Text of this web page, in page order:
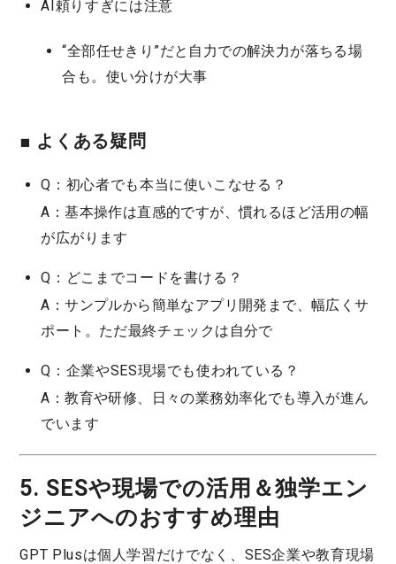
AI頼りすぎには注意
“全部任せきり”だと自力での解決力が落ちる場
合も。使い分けが大事
■ よくある疑問
Q：初心者でも本当に使いこなせる？
A：基本操作は直感的ですが、慣れるほど活用の幅
が広がります
Q：どこまでコードを書ける？
A：サンプルから簡単なアプリ開発まで、幅広くサ
ポート。ただ最終チェックは自分で
Q：企業やSES現場でも使われている？
A：教育や研修、日々の業務効率化でも導入が進ん
でいます
5. SESや現場での活用＆独学エン
ジニアへのおすすめ理由
GPT Plusは個人学習だけでなく、 SES企業や教育現場